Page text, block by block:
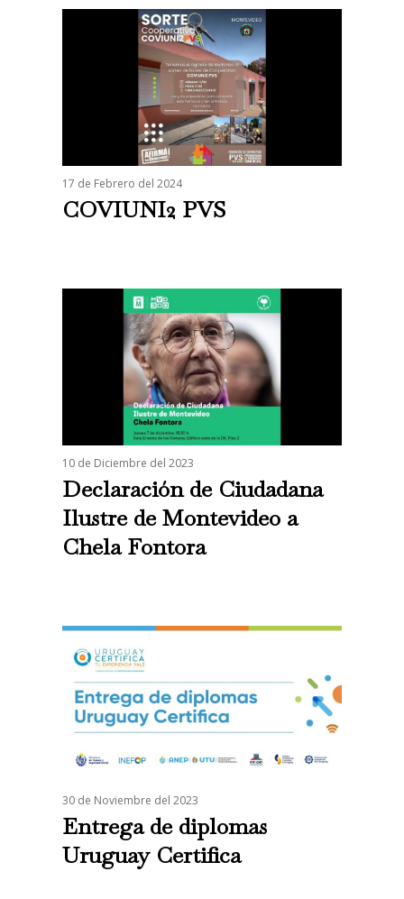
17 de Febrero del 2024
COVIUNI2 PVS
10 de Diciembre del 2023
Declaración de Ciudadana
Ilustre de Montevideo a
Chela Fontora
30 de Noviembre del 2023
Entrega de diplomas
Uruguay Certifica